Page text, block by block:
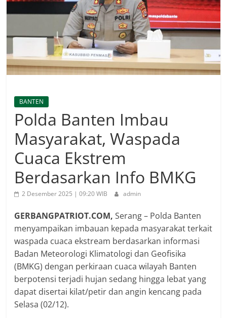
BANTEN
Polda Banten Imbau
Masyarakat, Waspada
Cuaca Ekstrem
Berdasarkan Info BMKG
2 Desember 2025 | 09:20 WIB admin
GERBANGPATRIOT.COM, Serang – Polda Banten
menyampaikan imbauan kepada masyarakat terkait
waspada cuaca ekstream berdasarkan informasi
Badan Meteorologi Klimatologi dan Geofisika
(BMKG) dengan perkiraan cuaca wilayah Banten
berpotensi terjadi hujan sedang hingga lebat yang
dapat disertai kilat/petir dan angin kencang pada
Selasa (02/12).